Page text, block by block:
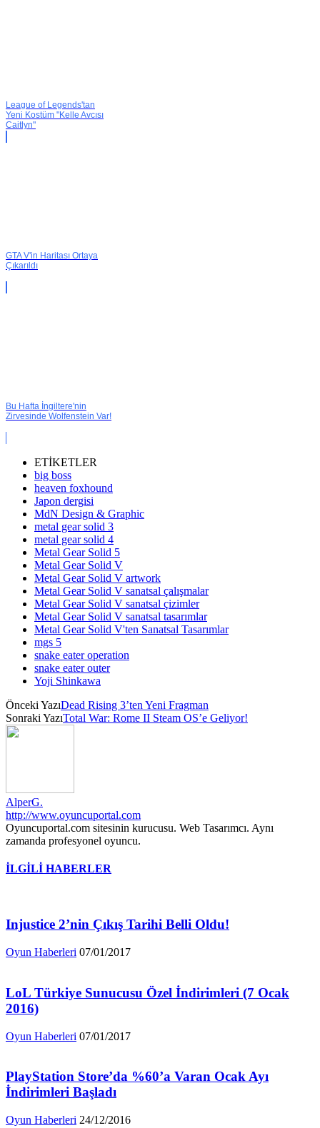
League of Legends'tan
Yeni Kostüm "Kelle Avcısı
Caitlyn"
GTA V'in Haritası Ortaya
Çıkarıldı
Bu Hafta İngiltere'nin
Zirvesinde Wolfenstein Var!
ETİKETLER
big boss
heaven foxhound
Japon dergisi
MdN Design & Graphic
metal gear solid 3
metal gear solid 4
Metal Gear Solid 5
Metal Gear Solid V
Metal Gear Solid V artwork
Metal Gear Solid V sanatsal çalışmalar
Metal Gear Solid V sanatsal çizimler
Metal Gear Solid V sanatsal tasarımlar
Metal Gear Solid V'ten Sanatsal Tasarımlar
mgs 5
snake eater operation
snake eater outer
Yoji Shinkawa
Önceki YazıDead Rising 3’ten Yeni Fragman
Sonraki YazıTotal War: Rome II Steam OS’e Geliyor!
AlperG.
http://www.oyuncuportal.com
Oyuncuportal.com sitesinin kurucusu. Web Tasarımcı. Aynı
zamanda profesyonel oyuncu.
İLGİLİ HABERLER
Injustice 2’nin Çıkış Tarihi Belli Oldu!
Oyun Haberleri 07/01/2017
LoL Türkiye Sunucusu Özel İndirimleri (7 Ocak
2016)
Oyun Haberleri 07/01/2017
PlayStation Store’da %60’a Varan Ocak Ayı
İndirimleri Başladı
Oyun Haberleri 24/12/2016